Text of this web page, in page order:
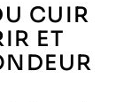
CUIR
ET